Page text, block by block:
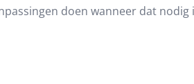
doen wanneer dat nodig